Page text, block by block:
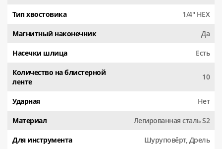
Тип хвостовика 1/4" HEX
Магнитный наконечник Да
Насечки шлица Есть
Количество на блистерной
ленте
10
Ударная Нет
Материал Легированная сталь S2
Для инструмента Шуруповёрт, Дрель